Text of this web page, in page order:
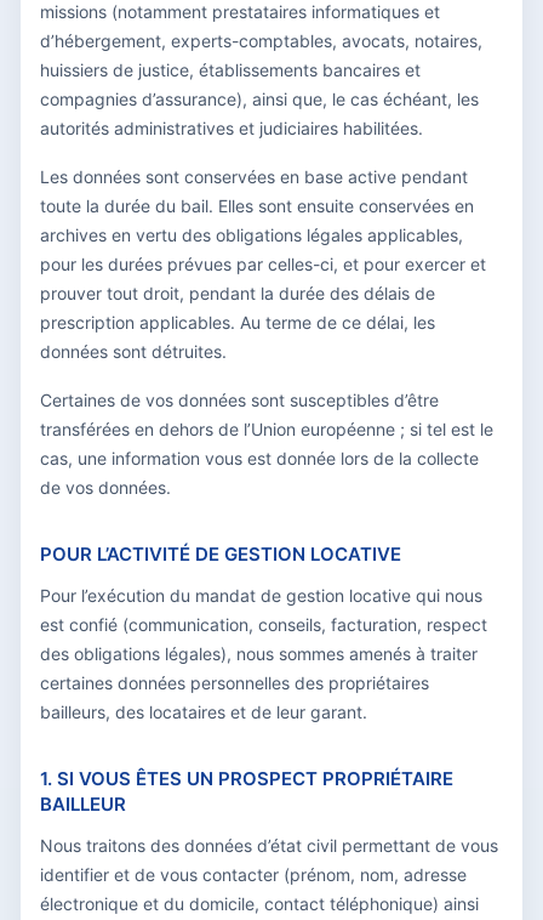
missions (notamment prestataires informatiques et
d’hébergement, experts-comptables, avocats, notaires,
huissiers de justice, établissements bancaires et
compagnies d’assurance), ainsi que, le cas échéant, les
autorités administratives et judiciaires habilitées.
Les données sont conservées en base active pendant
toute la durée du bail. Elles sont ensuite conservées en
archives en vertu des obligations légales applicables,
pour les durées prévues par celles-ci, et pour exercer et
prouver tout droit, pendant la durée des délais de
prescription applicables. Au terme de ce délai, les
données sont détruites.
Certaines de vos données sont susceptibles d’être
transférées en dehors de l’Union européenne ; si tel est le
cas, une information vous est donnée lors de la collecte
de vos données.
POUR L’ACTIVITÉ DE GESTION LOCATIVE
Pour l’exécution du mandat de gestion locative qui nous
est confié (communication, conseils, facturation, respect
des obligations légales), nous sommes amenés à traiter
certaines données personnelles des propriétaires
bailleurs, des locataires et de leur garant.
1. SI VOUS ÊTES UN PROSPECT PROPRIÉTAIRE
BAILLEUR
Nous traitons des données d’état civil permettant de vous
identifier et de vous contacter (prénom, nom, adresse
électronique et du domicile, contact téléphonique) ainsi